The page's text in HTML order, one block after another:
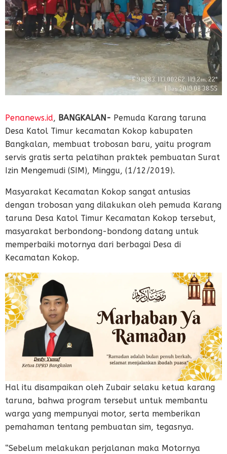
Penanews.id, BANGKALAN- Pemuda Karang taruna
Desa Katol Timur kecamatan Kokop kabupaten
Bangkalan, membuat trobosan baru, yaitu program
servis gratis serta pelatihan praktek pembuatan Surat
Izin Mengemudi (SIM), Minggu, (1/12/2019).
Masyarakat Kecamatan Kokop sangat antusias
dengan trobosan yang dilakukan oleh pemuda Karang
taruna Desa Katol Timur Kecamatan Kokop tersebut,
masyarakat berbondong-bondong datang untuk
memperbaiki motornya dari berbagai Desa di
Kecamatan Kokop.
Hal itu disampaikan oleh Zubair selaku ketua karang
taruna, bahwa program tersebut untuk membantu
warga yang mempunyai motor, serta memberikan
pemahaman tentang pembuatan sim, tegasnya.
“Sebelum melakukan perjalanan maka Motornya